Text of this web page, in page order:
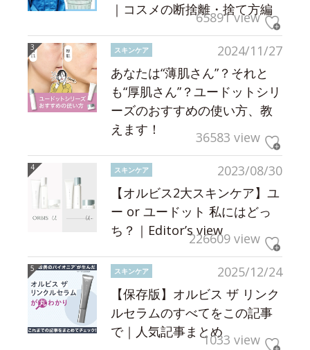
｜コスメの断捨離・捨て方編
65891 view
2024/11/27
スキンケア
あなたは“薄肌さん”？それと
も“厚肌さん”？ユードットシリ
ーズのおすすめの使い方、教
えます！
36583 view
2023/08/30
スキンケア
【オルビス2大スキンケア】ユ
ー or ユードット 私にはどっ
ち？｜Editor’s view226609 view
2025/12/24
スキンケア
【保存版】オルビス ザ リンク
ルセラムのすべてをこの記事
で｜人気記事まとめ1033 view